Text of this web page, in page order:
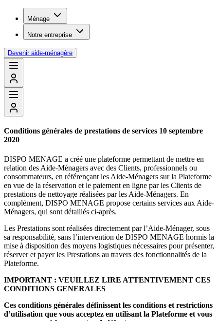
Ménage
Notre entreprise
Devenir aide-ménagère
Conditions générales de prestations de services 10 septembre
2020
DISPO MENAGE a créé une plateforme permettant de mettre en
relation des Aide-Ménagers avec des Clients, professionnels ou
consommateurs, en référençant les Aide-Ménagers sur la Plateforme
en vue de la réservation et le paiement en ligne par les Clients de
prestations de nettoyage réalisées par les Aide-Ménagers. En
complément, DISPO MENAGE propose certains services aux Aide-
Ménagers, qui sont détaillés ci-après.
Les Prestations sont réalisées directement par l’Aide-Ménager, sous
sa responsabilité, sans l’intervention de DISPO MENAGE hormis la
mise à disposition des moyens logistiques nécessaires pour présenter,
réserver et payer les Prestations au travers des fonctionnalités de la
Plateforme.
IMPORTANT : VEUILLEZ LIRE ATTENTIVEMENT CES
CONDITIONS GENERALES
Ces conditions générales définissent les conditions et restrictions
d’utilisation que vous acceptez en utilisant la Plateforme et vous